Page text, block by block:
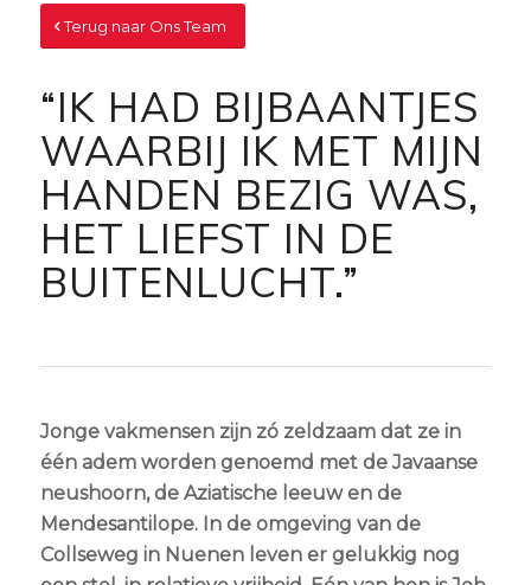
Terug naar Ons Team
“IK HAD BIJBAANTJES
WAARBIJ IK MET MIJN
HANDEN BEZIG WAS,
HET LIEFST IN DE
BUITENLUCHT.”
Jonge vakmensen zijn zó zeldzaam dat ze in
één adem worden genoemd met de Javaanse
neushoorn, de Aziatische leeuw en de
Mendesantilope. In de omgeving van de
Collseweg in Nuenen leven er gelukkig nog